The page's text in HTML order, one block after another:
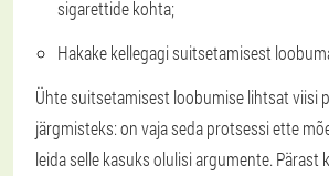
sigarettide kohta;
Hakake kellegagi suitsetamisest
Ühte suitsetamisest loobumise lihtsat viisi
järgmisteks: on vaja seda protsessi ette
leida selle kasuks olulisi argumente. Pärast